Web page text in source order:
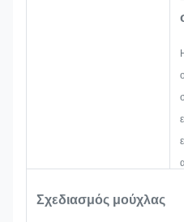
χειρισμό.και δοχεία,
παράλληλα τις θρεπτικές
και τα σήματα από τη βλάβη
Σχεδιασμός μούχλας